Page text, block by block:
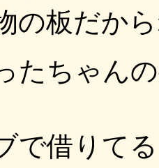
の板だか
たちゃん
で借りて